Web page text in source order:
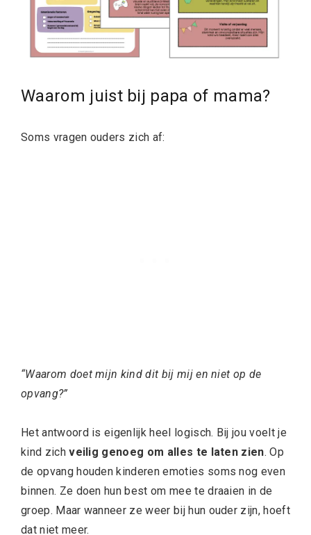
Waarom juist bij papa of mama?
Soms vragen ouders zich af:
“Waarom doet mijn kind dit bij mij en niet op de
opvang?”
Het antwoord is eigenlijk heel logisch. Bij jou voelt je
kind zichveilig genoeg om alles te laten zien. Op
de opvang houden kinderen emoties soms nog even
binnen. Ze doen hun best om mee te draaien in de
groep. Maar wanneer ze weer bij hun ouder zijn, hoeft
dat niet meer.